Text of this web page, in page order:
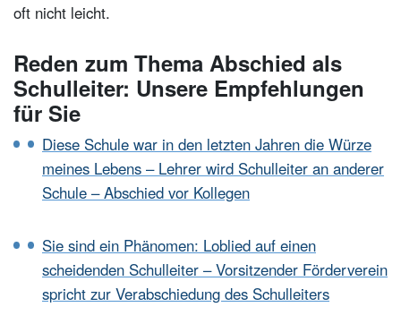
oft nicht leicht.
Reden zum Thema Abschied als
Schulleiter: Unsere Empfehlungen
für Sie
Diese Schule war in den letzten Jahren die Würze
meines Lebens – Lehrer wird Schulleiter an anderer
Schule – Abschied vor Kollegen
Sie sind ein Phänomen: Loblied auf einen
scheidenden Schulleiter – Vorsitzender Förderverein
spricht zur Verabschiedung des Schulleiters